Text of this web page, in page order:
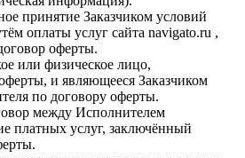
принятие Заказчиком условий
оплаты услуг сайта navigato.ru ,
оферты.
или физическое лицо,
и являющееся Заказчиком
по договору оферты.
между Исполнителем
платных услуг, заключённый